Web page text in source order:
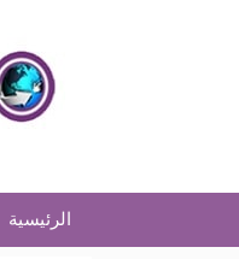
الرئيسية